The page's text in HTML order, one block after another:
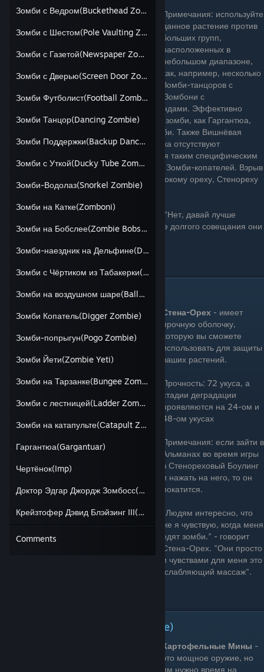
Зомби с Ведром(Buckethead Zombie)
Зомби с Шестом(Pole Vaulting Zombie)
Зомби с Газетой(Newspaper Zombie)
Зомби с Дверью(Screen Door Zombie)
Зомби Футболист(Football Zombie)
Зомби Танцор(Dancing Zombie)
Зомби Поддержки(Backup Dancer)
Зомби с Уткой(Ducky Tube Zombie)
Зомби-Водолаз(Snorkel Zombie)
Зомби на Катке(Zomboni)
Зомби на Бобслее(Zombie Bobsled Team)
Зомби-наездник на Дельфине(Dolphin Rider Zombie)
Зомби с Чёртиком из Табакерки(Jack-in-the-box Zombie)
Зомби на воздушном шаре(Balloon Zombie)
Зомби Копатель(Digger Zombie)
Зомби-попрыгун(Pogo Zombie)
Зомби Йети(Zombie Yeti)
Зомби на Тарзанке(Bungee Zombie)
Зомби с лестницей(Ladder Zombie)
Зомби на катапульте(Сatapult Zombie)
Гаргантюа(Gargantuar)
Чертёнок(Imp)
Доктор Эдгар Джордж Зомбосс(Dr. Edgar George Zomboss)
Крейзтофер Дэвид Блэйзинг III(Crazetopher David Blazing III)
Comments
Примечания: используйте
данное растение против
больших групп,
расположенных в
небольшом диапазоне,
как, например, несколько
Зомби-танцоров с
призванными ими Подтанцовщиками или Зомбони с
появившимися Бобслейными зомби-командами. Эффективно
также использовать против таких прочных зомби, как Гаргантюа,
Гига-гаргантюа или Гига-футбольных зомби. Также Вишнёвая
бомба может использоваться, если у игрока отсутствуют
необходимы растения для противостояния таким специфическим
зомби, как Зомби на воздушном шаре или Зомби-копателей. Взрыв
ещё мог уничтожить приставленную к Высокому ореху, Стенореху
или к Тыкве лестницу Зомби с лестницей.
"Я хочу взорваться" - говорит Вишня №1. "Нет, давай лучше
сдетонируем!" - говорит Вишня №2. После долгого совещания они
Цена: 150 Зарядка: Очень долго
Стена-Орех(Wall-Nut)
Стена-Орех - имеет
прочную оболочку,
которую вы сможете
использовать для защиты
ваших растений.
Прочность: 72 укуса, а
стадии деградации
проявляются на 24-ом и
48-ом укусах
Примечания: если зайти в
Альманах во время игры
в Стенореховый Боулинг
и нажать на него, то он
покатится.
"Людям интересно, что
же я чувствую, когда меня
едят зомби." - говорит
Стена-Орех. "Они просто
не понимают, что с моими ограниченными чувствами для меня это
как простое покалывание, похожее на расслабляющий массаж".
Картофельные Мины(Potato Mine)
Картофельные Мины -
это мощное оружие, но
им нужно время на